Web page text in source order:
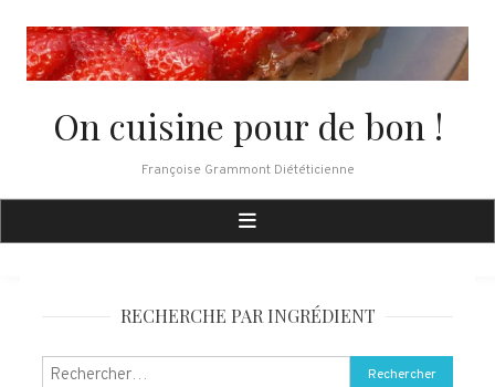
content
On cuisine pour de bon !
Françoise Grammont Diététicienne
RECHERCHE PAR INGRÉDIENT
Rechercher :